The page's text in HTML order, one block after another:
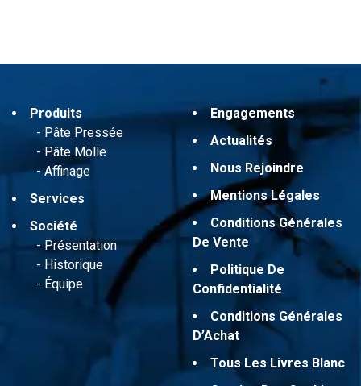
Produits
Pâte Pressée
Pâte Molle
Affinage
Services
Société
Présentation
Historique
Équipe
Engagements
Actualités
Nous Rejoindre
Mentions Légales
Conditions Générales
De Vente
Politique De
Confidentialité
Conditions Générales
D’Achat
Tous Les Livres Blanc